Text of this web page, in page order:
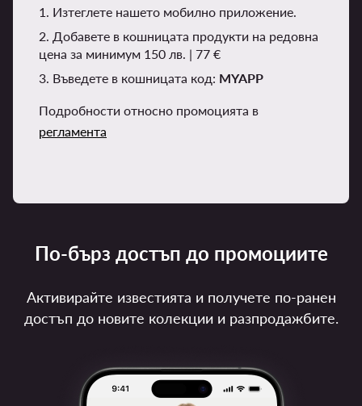
1. Изтеглете нашето мобилно приложение.
2. Добавете в кошницата продукти на редовна
цена за минимум 150 лв. | 77 €
3. Въведете в кошницата код: MYAPP
Подробности относно промоцията в
регламента
По-бърз достъп до промоциите
Активирайте известията и получете по-ранен
достъп до новите колекции и разпродажбите.